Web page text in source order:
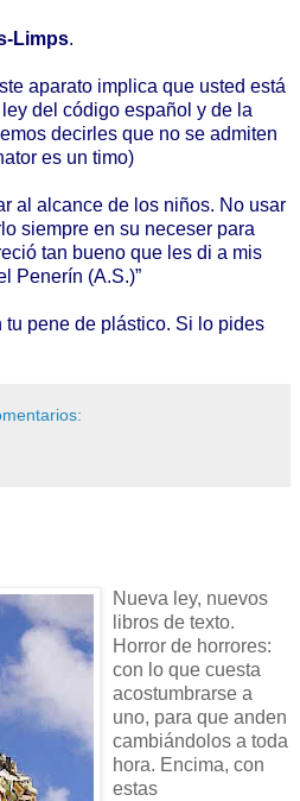
Limps.
aparato implica que usted está
del código español y de la
decirles que no se admiten
es un timo)
al alcance de los niños. No usar
siempre en su neceser para
tan bueno que les di a mis
Penerín (A.S.)”
tu pene de plástico. Si lo pides
Nueva ley, nuevos
libros de texto.
Horror de horrores:
con lo que cuesta
acostumbrarse a
uno, para que anden
cambiándolos a toda
hora. Encima, con
estas